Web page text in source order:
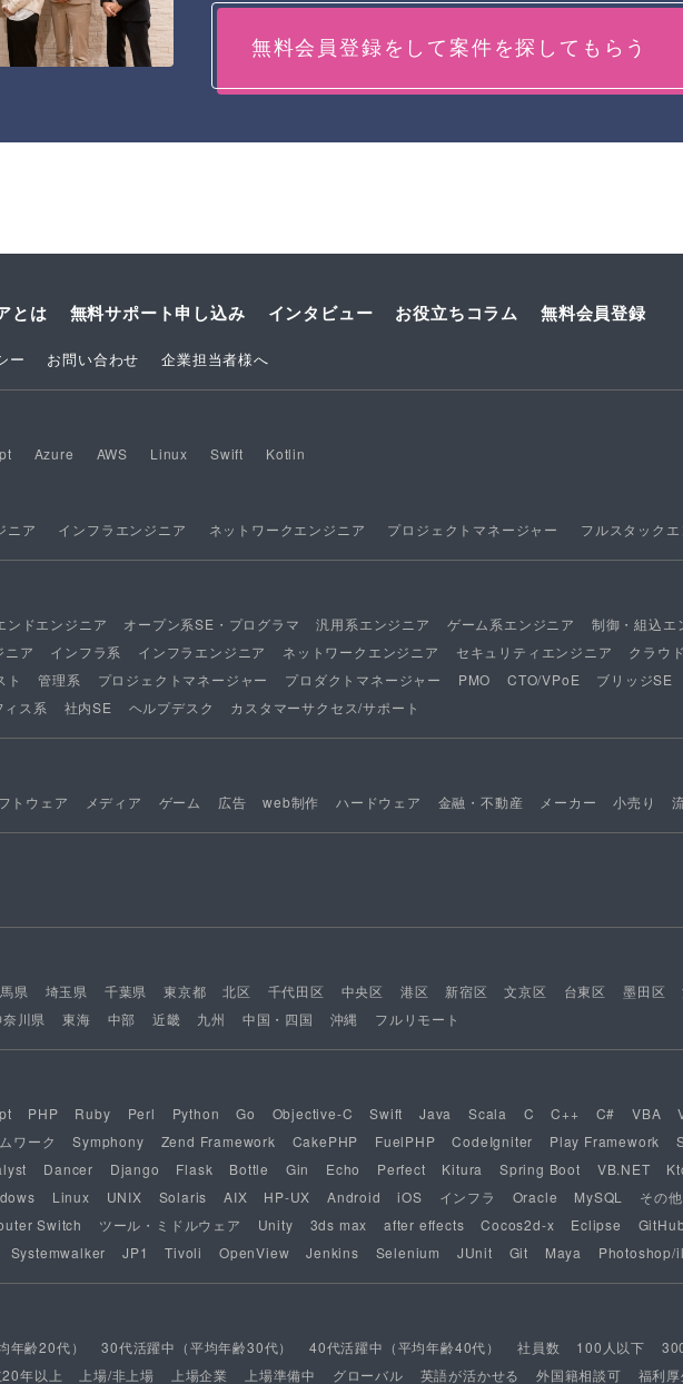
無料会員登録をして案件を探してもらう
とは 無料サポート申し込み インタビュー お役立ちコラム 無料会員登録
ー お問い合わせ 企業担当者様へ
Azure AWS Linux Swift Kotlin
ニア インフラエンジニア ネットワークエンジニア プロジェクトマネージャー フルスタック
ンドエンジニア オープン系SE・プログラマ 汎用系エンジニア ゲーム系エンジニア 制御・組込エ
ニア インフラ系 インフラエンジニア ネットワークエンジニア セキュリティエンジニア クラウ
ト 管理系 プロジェクトマネージャー プロダクトマネージャー PMO CTO/VPoE ブリッジSE
ィス系 社内SE ヘルプデスク カスタマーサクセス/サポート
トウェア メディア ゲーム 広告 web制作 ハードウェア 金融・不動産 メーカー 小売り
県 埼玉県 千葉県 東京都 北区 千代田区 中央区 港区 新宿区 文京区 台東区 墨田区
川県 東海 中部 近畿 九州 中国・四国 沖縄 フルリモート
PHP Ruby Perl Python Go Objective-C Swift Java Scala C C++ C# VBA
ワーク Symphony Zend Framework CakePHP FuelPHP CodeIgniter Play Framework
Dancer Django Flask Bottle Gin Echo Perfect Kitura Spring Boot VB.NET
Linux UNIX Solaris AIX HP-UX Android iOS インフラ Oracle MySQL その他
Switch ツール・ミドルウェア Unity 3ds max after effects Cocos2d-x Eclipse
Systemwalker JP1 Tivoli OpenView Jenkins Selenium JUnit Git Maya Photoshop/
年齢20代） 30代活躍中（平均年齢30代） 40代活躍中（平均年齢40代） 社員数 100人以下
年以上 上場/非上場 上場企業 上場準備中 グローバル 英語が活かせる 外国籍相談可 福利厚